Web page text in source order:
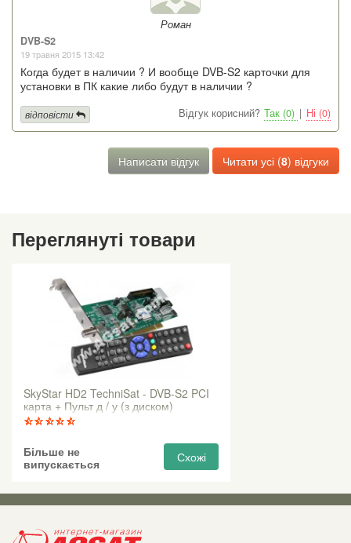
Роман
DVB-S2
19 травня 2015 13:42
Когда будет в наличии ? И вообще DVB-S2 карточки для
установки в ПК какие либо будут в наличии ?
Відгук корисний? Так (0) | Ні (0)
відповісти
Написати відгук Читати усі (8) відгуки
Переглянуті товари
SkyStar HD2 TechniSat - DVB-S2 PCI
карта + Пульт д / у (з диском)
Більше не
випускається
Схожі